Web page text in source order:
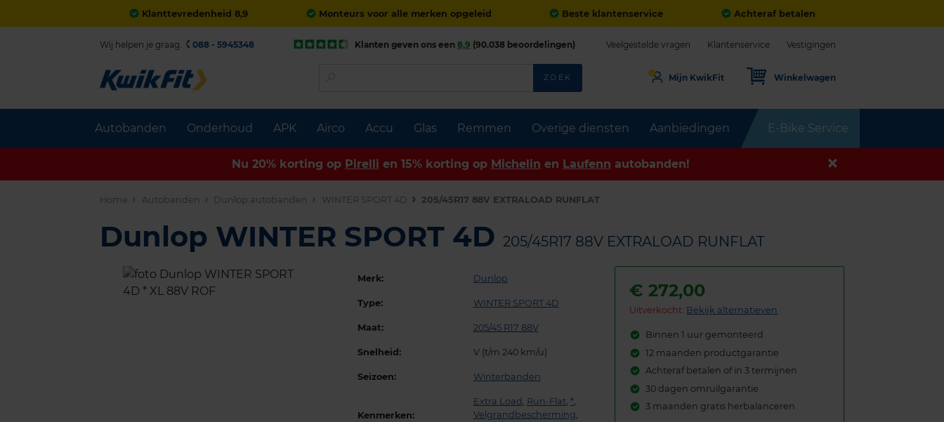
Klanttevredenheid 8,9 Monteurs voor alle merken opgeleid Beste klantenservice Achteraf betalen
Autobanden Onderhoud APK Airco Accu Glas Remmen Overige diensten Aanbiedingen E-Bike Service
Wij helpen je graag. 088 - 5945348 Klanten geven ons een 8,9 (90.038 beoordelingen) Veelgestelde vragen Klantenservice Vestigingen
ZOEK Mijn KwikFit Winkelwagen
Nu 20% korting op Pirelli en 15% korting op Michelin en Laufenn autobanden!
Home Autobanden Dunlop autobanden WINTER SPORT 4D 205/45R17 88V EXTRALOAD RUNFLAT
Dunlop WINTER SPORT 4D 205/45R17 88V EXTRALOAD RUNFLAT
Merk: Dunlop
Type: WINTER SPORT 4D
Maat: 205/45 R17 88V
Snelheid: V (t/m 240 km/u)
Seizoen: Winterbanden
Kenmerken:
Extra Load , Run-Flat, *,
Velgrandbescherming,
€272,00
Uitverkocht: Bekijk alternatieven
Binnen 1 uur gemonteerd
12 maanden productgarantie
Achteraf betalen of in 3 termijnen
30 dagen omruilgarantie
3 maanden gratis herbalanceren